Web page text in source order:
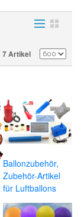
7 Artikel
Ballonzubehör,
Zubehör-Artikel
für Luftballons